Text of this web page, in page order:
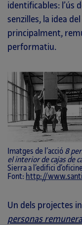
identificables: l’ús
senzilles, la idea
principalment,
performatiu.
Imatges de l’acció 8
el interior de cajas de
Sierra a l’edifici
Font: http://
Un dels projectes
personas